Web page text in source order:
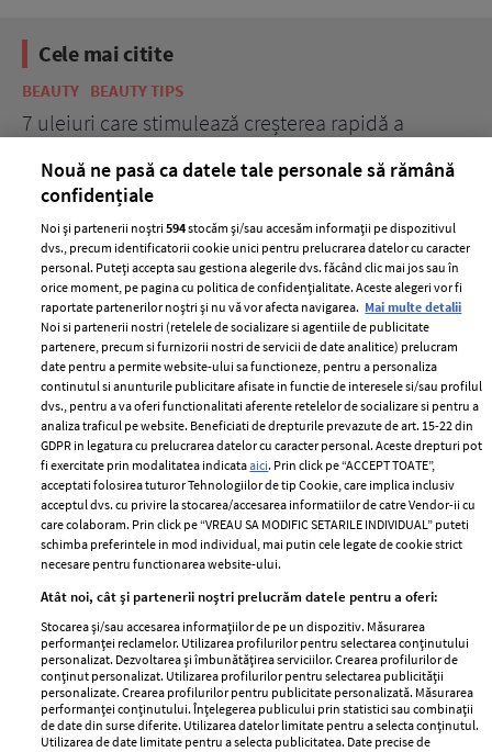
Cele mai citite
BEAUTY BEAUTY TIPS
7 uleiuri care stimulează creșterea rapidă a
ELLE Style Awards
2024
Despre ELLE
Romania
Contact
Abonamente
Termeni si conditii
Politica de
confidențialitate
Politica de cookies
Publicitate
GSP
Unica
Baby
Retete
femei
Viva
Avantaje
Retete practice
Nouă ne pasă ca datele tale personale să rămână
confidențiale
Noi și partenerii noștri594stocăm și/sau accesăm informații pe dispozitivul
dvs., precum identificatorii cookie unici pentru prelucrarea datelor cu caracter
personal. Puteți accepta sau gestiona alegerile dvs. făcând clic mai jos sau în
orice moment, pe pagina cu politica de confidențialitate. Aceste alegeri vor fi
raportate partenerilor noștri și nu vă vor afecta navigarea. Mai multe detalii
Noi si partenerii nostri (retelele de socializare si agentiile de publicitate
partenere, precum si furnizorii nostri de servicii de date analitice) prelucram
date pentru a permite website-ului sa functioneze, pentru a personaliza
continutul si anunturile publicitare afisate in functie de interesele si/sau profilul
dvs., pentru a va oferi functionalitati aferente retelelor de socializare si pentru a
analiza traficul pe website. Beneficiati de drepturile prevazute de art. 15-22 din
GDPR in legatura cu prelucrarea datelor cu caracter personal. Aceste drepturi pot
fi exercitate prin modalitatea indicataaici. Prin click pe “ACCEPT TOATE”,
acceptati folosirea tuturor Tehnologiilor de tip Cookie, care implica inclusiv
acceptul dvs. cu privire la stocarea/accesarea informatiilor de catre Vendor-ii cu
care colaboram. Prin click pe “VREAU SA MODIFIC SETARILE INDIVIDUAL” puteti
schimba preferintele in mod individual, mai putin cele legate de cookie strict
necesare pentru functionarea website-ului.
Atât noi, cât și partenerii noștri prelucrăm datele pentru a oferi:
Stocarea și/sau accesarea informațiilor de pe un dispozitiv. Măsurarea
performanței reclamelor. Utilizarea profilurilor pentru selectarea conținutului
personalizat. Dezvoltarea și îmbunătățirea serviciilor. Crearea profilurilor de
conținut personalizat. Utilizarea profilurilor pentru selectarea publicității
personalizate. Crearea profilurilor pentru publicitate personalizată. Măsurarea
performanței conținutului. Înțelegerea publicului prin statistici sau combinații
de date din surse diferite. Utilizarea datelor limitate pentru a selecta conținutul.
Utilizarea de date limitate pentru a selecta publicitatea. Date precise de